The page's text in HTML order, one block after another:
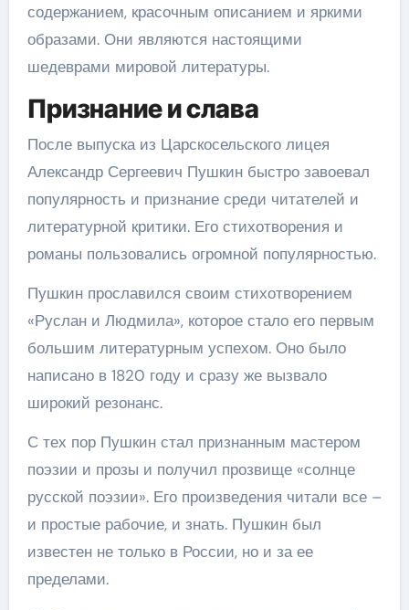
содержанием, красочным описанием и яркими
образами. Они являются настоящими
шедеврами мировой литературы.
Признание и слава
После выпуска из Царскосельского лицея
Александр Сергеевич Пушкин быстро завоевал
популярность и признание среди читателей и
литературной критики. Его стихотворения и
романы пользовались огромной популярностью.
Пушкин прославился своим стихотворением
«Руслан и Людмила», которое стало его первым
большим литературным успехом. Оно было
написано в 1820 году и сразу же вызвало
широкий резонанс.
С тех пор Пушкин стал признанным мастером
поэзии и прозы и получил прозвище «солнце
русской поэзии». Его произведения читали все –
и простые рабочие, и знать. Пушкин был
известен не только в России, но и за ее
пределами.